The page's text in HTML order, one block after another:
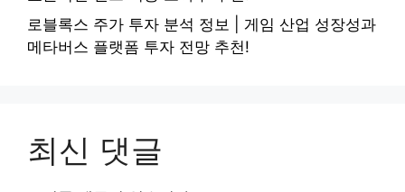
로블록스 주가 투자 분석 정보 | 게임 산업 성장성과
메타버스 플랫폼 투자 전망 추천!
최신 댓글